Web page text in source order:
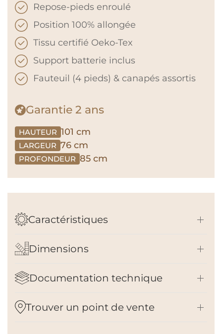
Repose-pieds enroulé
Position 100% allongée
Tissu certifié Oeko-Tex
Support batterie inclus
Fauteuil (4 pieds) & canapés assortis
Garantie 2 ans
HAUTEUR 101 cm
LARGEUR 76 cm
PROFONDEUR 85 cm
Caractéristiques
Dimensions
Documentation technique
Trouver un point de vente